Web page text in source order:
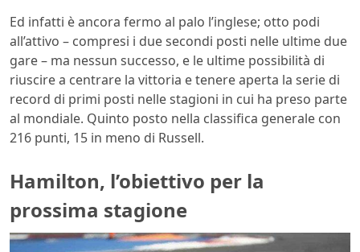
Ed infatti è ancora fermo al palo l’inglese; otto podi
all’attivo – compresi i due secondi posti nelle ultime due
gare – ma nessun successo, e le ultime possibilità di
riuscire a centrare la vittoria e tenere aperta la serie di
record di primi posti nelle stagioni in cui ha preso parte
al mondiale. Quinto posto nella classifica generale con
216 punti, 15 in meno di Russell.
Hamilton, l’obiettivo per la
prossima stagione